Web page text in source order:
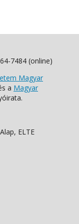
7484 (online)
Magyar
a Magyar
ELTE